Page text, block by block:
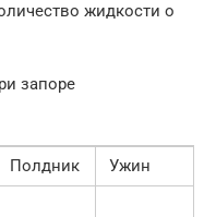
жидкости о
запоре
Полдник Ужин